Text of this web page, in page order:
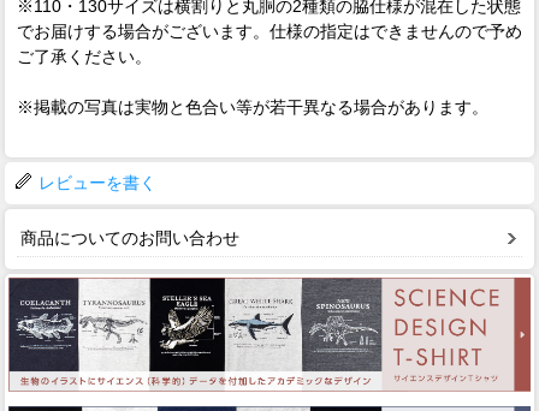
※110・130サイズは横割りと丸胴の2種類の脇仕様が混在した状態
でお届けする場合がございます。仕様の指定はできませんので予め
ご了承ください。
※掲載の写真は実物と色合い等が若干異なる場合があります。
レビューを書く
商品についてのお問い合わせ